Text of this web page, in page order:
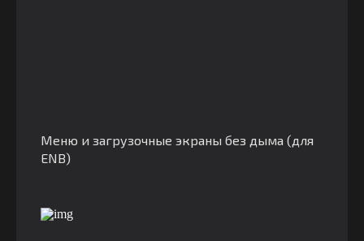
Меню и загрузочные экраны без дыма (для
ENB)